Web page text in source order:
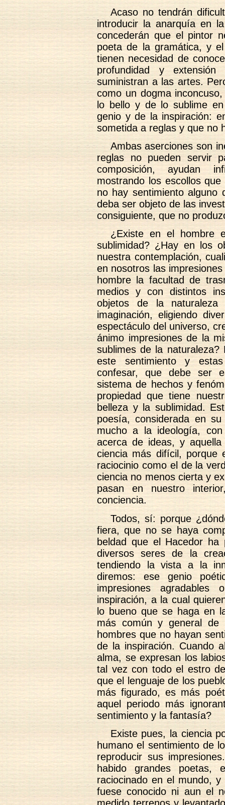
Acaso no tendrán
introducir la anarquía en
concederán que el pintor
poeta de la gramática, y
tienen necesidad de
profundidad y
suministran a las artes.
como un dogma
lo bello y de lo sublime
genio y de la inspiración:
sometida a reglas y que no
Ambas aserciones son
reglas no pueden servir
composición, ayudan
mostrando los escollos
no hay sentimiento alguno
deba ser objeto de las
consiguiente, que no
¿Existe en el hombre
sublimidad? ¿Hay en los
nuestra contemplación,
en nosotros las
hombre la facultad de
medios y con distintos
objetos de la
imaginación, eligiendo
espectáculo del universo,
ánimo impresiones de la
sublimes de la
este sentimiento y
confesar, que debe ser
sistema de hechos y
propiedad que tiene
belleza y la sublimidad.
poesía, considerada en
mucho a la ideología,
acerca de ideas, y
ciencia más difícil,
raciocinio como el de la
ciencia no menos cierta y
pasan en nuestro
conciencia.
Todos, sí: porque
fiera, que no se haya
beldad que el Hacedor ha
diversos seres de la
tendiendo la vista a la
diremos: ese genio
impresiones agradables
inspiración, a la cual
lo bueno que se haga en
más común y general
hombres que no hayan
de la inspiración. Cuando
alma, se expresan los
tal vez con todo el estro
que el lenguaje de los
más figurado, es más
aquel periodo más
sentimiento y la fantasía?
Existe pues, la ciencia
humano el sentimiento de
reproducir sus
habido grandes
raciocinado en el mundo,
fuese conocido ni aun el